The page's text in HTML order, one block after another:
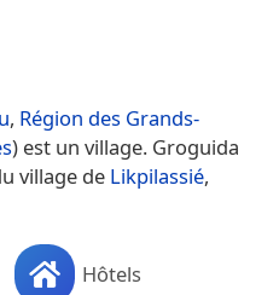
, Région des Grands-
) est un village. Groguida
village de Likpilassié,
Hôtels